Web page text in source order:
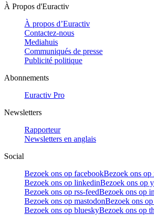
À Propos d'Euractiv
À propos d’Euractiv
Contactez-nous
Mediahuis
Communiqués de presse
Publicité politique
Abonnements
Euractiv Pro
Newsletters
Rapporteur
Newsletters en anglais
Social
Bezoek ons op facebookBezoek ons op
Bezoek ons op linkedinBezoek ons op
Bezoek ons op rss-feedBezoek ons op
Bezoek ons op mastodonBezoek ons
Bezoek ons op blueskyBezoek ons op